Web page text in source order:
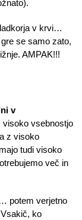
v krvi…
se samo zato,
AMPAK!!!
v
visoko vsebnostjo
z visoko
tudi visoko
več in
potem verjetno
ko